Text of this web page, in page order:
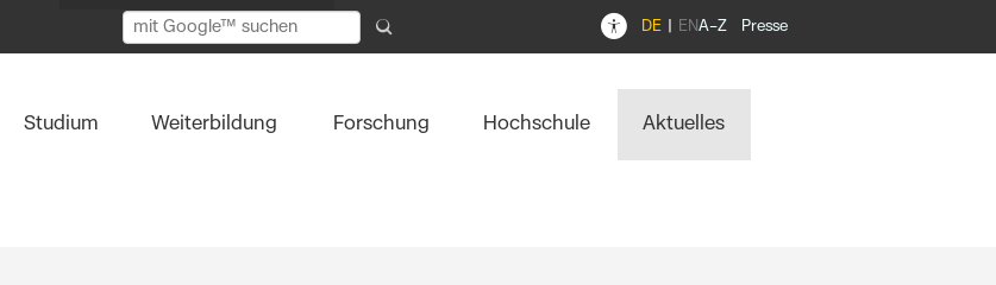
A–Z Presse
DE EN
Studium Weiterbildung Forschung Hochschule Aktuelles